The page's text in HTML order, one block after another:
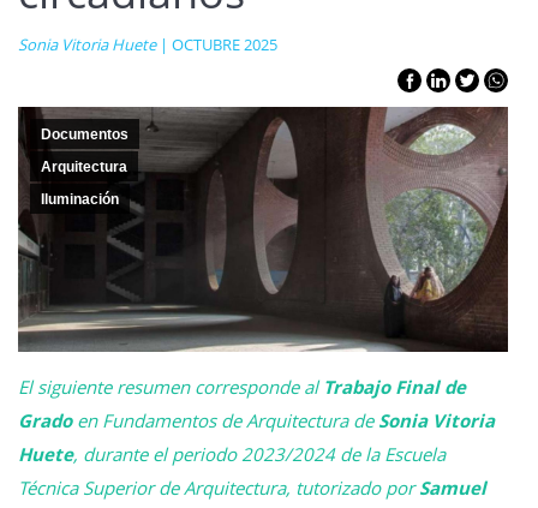
Sonia Vitoria Huete | OCTUBRE 2025
Documentos
Arquitectura
Iluminación
El siguiente resumen corresponde al Trabajo Final de
Gradoen Fundamentos de Arquitectura de Sonia Vitoria
Huete, durante el periodo 2023/2024 de la Escuela
Técnica Superior de Arquitectura, tutorizado porSamuel